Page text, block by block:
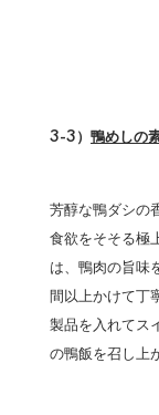
3-3） 鴨めしの
芳醇な鴨ダシの
食欲をそそる極
は、鴨肉の旨味
間以上かけて丁
製品を入れてス
の鴨飯を召し上